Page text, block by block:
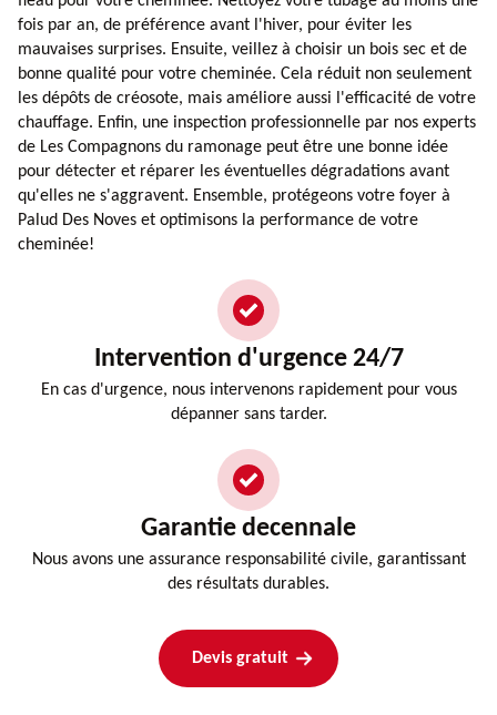
fois par an, de préférence avant l'hiver, pour éviter les
mauvaises surprises. Ensuite, veillez à choisir un bois sec et de
bonne qualité pour votre cheminée. Cela réduit non seulement
les dépôts de créosote, mais améliore aussi l'efficacité de votre
chauffage. Enfin, une inspection professionnelle par nos experts
de Les Compagnons du ramonage peut être une bonne idée
pour détecter et réparer les éventuelles dégradations avant
qu'elles ne s'aggravent. Ensemble, protégeons votre foyer à
Palud Des Noves et optimisons la performance de votre
cheminée!
Intervention d'urgence 24/7
En cas d'urgence, nous intervenons rapidement pour vous
dépanner sans tarder.
Garantie decennale
Nous avons une assurance responsabilité civile, garantissant
des résultats durables.
Devis gratuit